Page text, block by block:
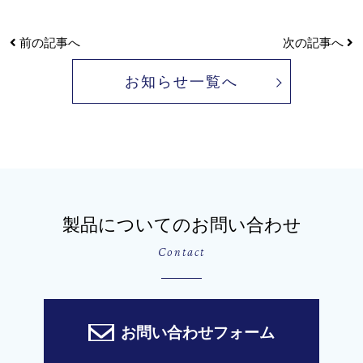
前の記事へ 次の記事へ
お知らせ一覧へ
製品についてのお問い合わせ
Contact
お問い合わせフォーム